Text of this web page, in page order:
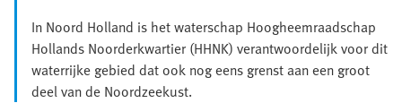
In Noord Holland is het waterschap Hoogheemraadschap
Hollands Noorderkwartier (HHNK) verantwoordelijk voor dit
waterrijke gebied dat ook nog eens grenst aan een groot
deel van de Noordzeekust.